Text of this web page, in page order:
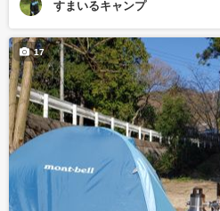
すまいるキャンプ
17